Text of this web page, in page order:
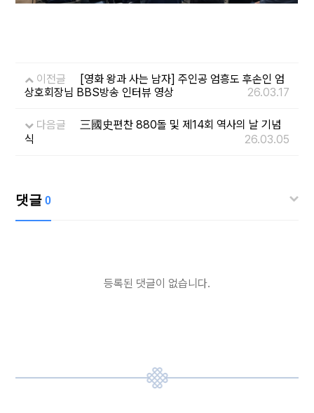
이전글
[영화 왕과 사는 남자] 주인공 엄흥도 후손인 엄
상호회장님 BBS방송 인터뷰 영상
26.03.17
다음글
三國史편찬 880돌 및 제14회 역사의 날 기념
식
26.03.05
댓글 0
등록된 댓글이 없습니다.